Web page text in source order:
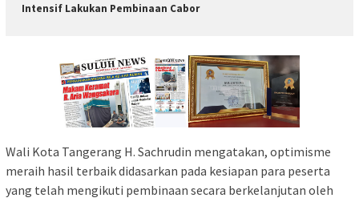
Intensif Lakukan Pembinaan Cabor
Wali Kota Tangerang H. Sachrudin mengatakan, optimisme
meraih hasil terbaik didasarkan pada kesiapan para peserta
yang telah mengikuti pembinaan secara berkelanjutan oleh